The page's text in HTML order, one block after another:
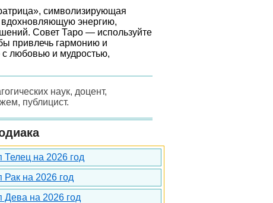
символизирующая
вдохновляющую энергию,
Совет Таро — используйте
привлечь гармонию и
с любовью и мудростью,
наук, доцент,
публицист.
Телец на 2026 год
Рак на 2026 год
Дева на 2026 год